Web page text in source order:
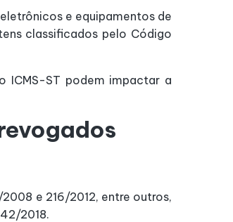
e equipamentos de
classificados pelo Código
ICMS-ST podem impactar a
e 216/2012, entre outros,
2018.